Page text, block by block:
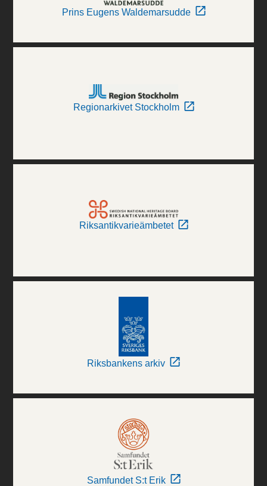
Prins Eugens Waldemarsudde
Regionarkivet Stockholm
Riksantikvarieämbetet
Riksbankens arkiv
Samfundet S:t Erik